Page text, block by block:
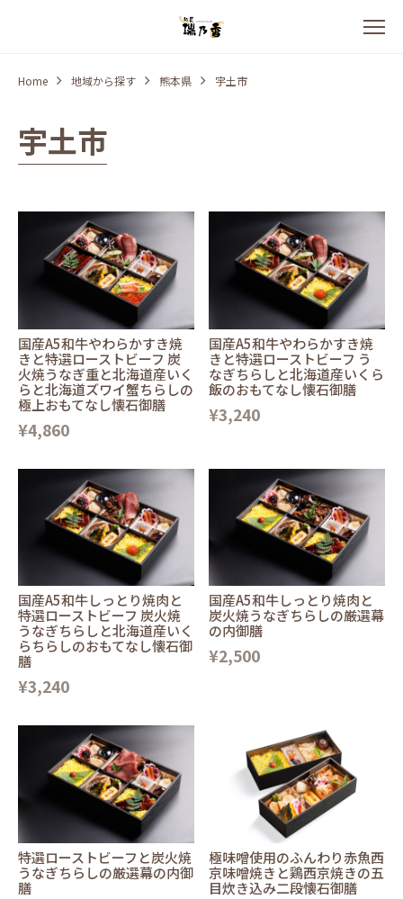
Home 地域から探す 熊本県 宇土市
宇土市
国産A5和牛やわらかすき焼
きと特選ローストビーフ 炭
火焼うなぎ重と北海道産いく
らと北海道ズワイ蟹ちらしの
極上おもてなし懐石御膳
¥4,860
国産A5和牛やわらかすき焼
きと特選ローストビーフ う
なぎちらしと北海道産いくら
飯のおもてなし懐石御膳
¥3,240
国産A5和牛しっとり焼肉と
特選ローストビーフ 炭火焼
うなぎちらしと北海道産いく
らちらしのおもてなし懐石御
膳
¥3,240
国産A5和牛しっとり焼肉と
炭火焼うなぎちらしの厳選幕
の内御膳
¥2,500
特選ローストビーフと炭火焼
うなぎちらしの厳選幕の内御
膳
極味噌使用のふんわり赤魚西
京味噌焼きと鶏西京焼きの五
目炊き込み二段懐石御膳